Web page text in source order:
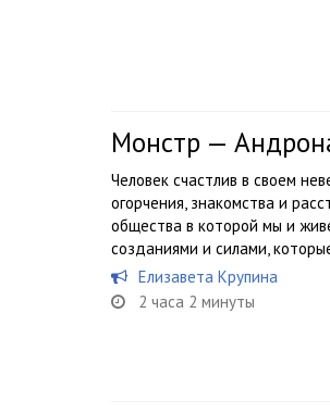
Монстр —
Человек счастлив в своем
огорчения, знакомства и
общества в которой мы и
созданиями и силами,
Елизавета Крупина
2 часа 2 минуты